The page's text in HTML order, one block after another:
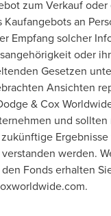
zum Verkauf
an
Empfang solcher
oder
Gesetzen
Ansichten
& Cox
und sollten
werden.
Fonds erhalten